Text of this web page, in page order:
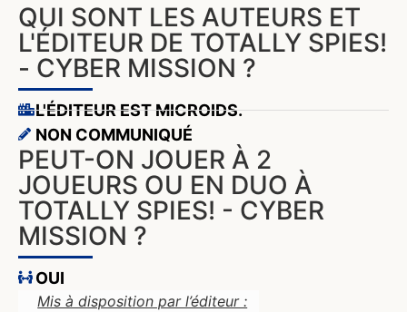
QUI SONT LES AUTEURS ET
L'ÉDITEUR DE TOTALLY SPIES!
- CYBER MISSION ?
L'ÉDITEUR EST MICROIDS.
NON COMMUNIQUÉ
PEUT-ON JOUER À 2
JOUEURS OU EN DUO À
TOTALLY SPIES! - CYBER
MISSION ?
OUI
Mis à disposition par l’éditeur :